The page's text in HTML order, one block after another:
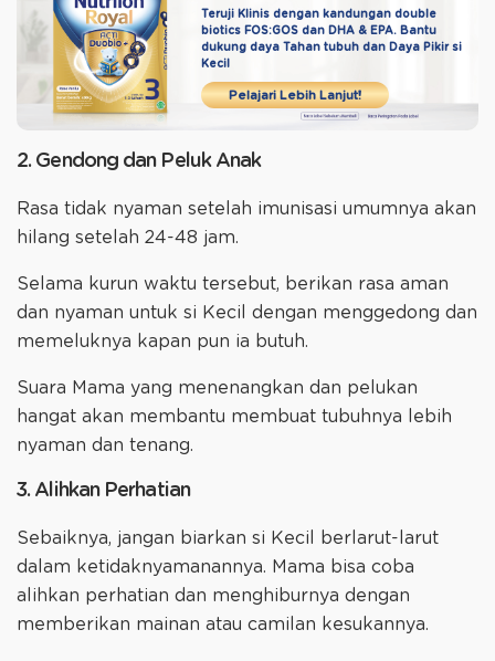
Teruji Klinis dengan kandungan double
biotics FOS:GOS dan DHA & EPA. Bantu
dukung daya Tahan tubuh dan Daya Pikir si
Kecil
Pelajari Lebih Lanjut!
2. Gendong dan Peluk Anak
Rasa tidak nyaman setelah imunisasi umumnya akan
hilang setelah 24-48 jam.
Selama kurun waktu tersebut, berikan rasa aman
dan nyaman untuk si Kecil dengan menggedong dan
memeluknya kapan pun ia butuh.
Suara Mama yang menenangkan dan pelukan
hangat akan membantu membuat tubuhnya lebih
nyaman dan tenang.
3. Alihkan Perhatian
Sebaiknya, jangan biarkan si Kecil berlarut-larut
dalam ketidaknyamanannya. Mama bisa coba
alihkan perhatian dan menghiburnya dengan
memberikan mainan atau camilan kesukannya.